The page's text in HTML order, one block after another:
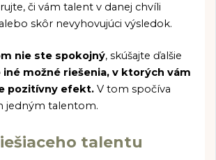
či vám talent v danej chvíli
skôr nevyhovujúci výsledok.
nie ste spokojný, skúšajte ďalšie
iné možné riešenia, v ktorých vám
pozitívny efekt. V tom spočíva
jedným talentom.
talentu